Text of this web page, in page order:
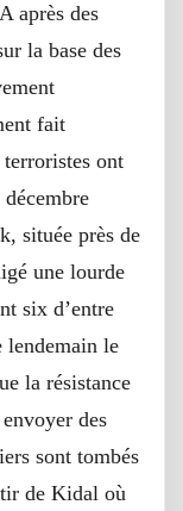
après des
la base des
fait
ont
située près de
une lourde
six d’entre
lendemain le
la résistance
des
sont tombés
de Kidal où